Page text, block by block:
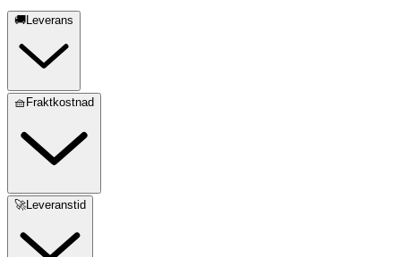
🚚Leverans
🧺Fraktkostnad
🚀Leveranstid